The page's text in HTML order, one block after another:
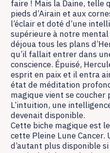
faire ! Mais la Daine, telle
pieds d’Airain et aux
l’éclair et doté d’une
supérieure à notre mental
déjoua tous les plans
qu’il fallait entrer dans
conscience. Épuisé,
esprit en paix et il entra
état de méditation
magique vient se coucher
L’intuition, une
devenait disponible.
Cette biche magique est
cette Pleine Lune Cancer.
d’autant plus disponible